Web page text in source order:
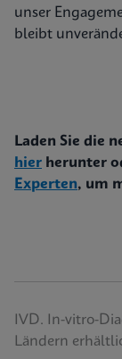
unser
bleibt
Laden Sie die
hier herunter
Experten, um
IVD. In-vitro-
Ländern